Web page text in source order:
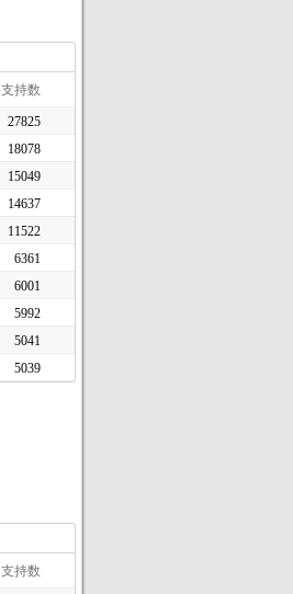
支持数
27825
18078
15049
14637
11522
6361
6001
5992
5041
5039
支持数